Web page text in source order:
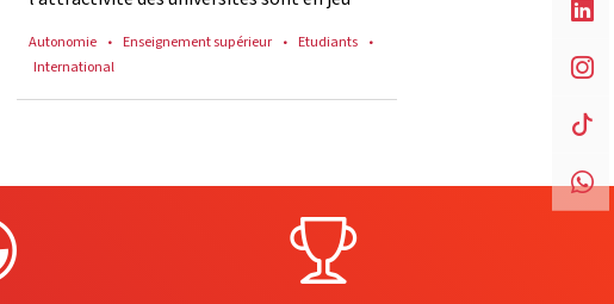
Autonomie Enseignement supérieur
Etudiants
International